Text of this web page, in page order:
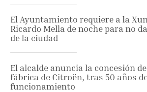
El Ayuntamiento requiere a la
Ricardo Mella de noche para no
de la ciudad
El alcalde anuncia la concesión
fábrica de Citroën, tras 50 años
funcionamiento